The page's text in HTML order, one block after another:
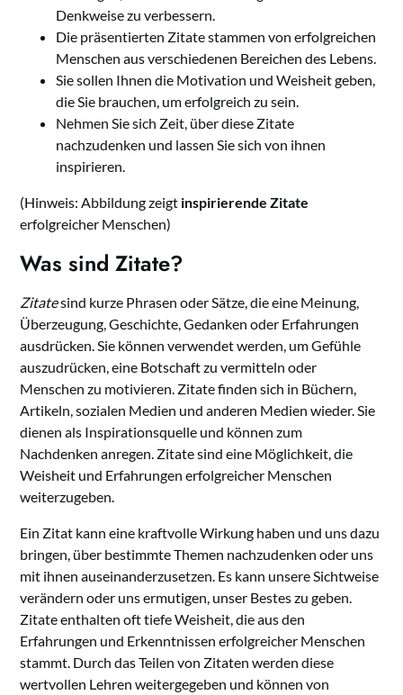
Denkweise zu verbessern.
Die präsentierten Zitate stammen von erfolgreichen
Menschen aus verschiedenen Bereichen des Lebens.
Sie sollen Ihnen die Motivation und Weisheit geben,
die Sie brauchen, um erfolgreich zu sein.
Nehmen Sie sich Zeit, über diese Zitate
nachzudenken und lassen Sie sich von ihnen
inspirieren.
(Hinweis: Abbildung zeigt inspirierende Zitate
erfolgreicher Menschen)
Was sind Zitate?
Zitatesind kurze Phrasen oder Sätze, die eine Meinung,
Überzeugung, Geschichte, Gedanken oder Erfahrungen
ausdrücken. Sie können verwendet werden, um Gefühle
auszudrücken, eine Botschaft zu vermitteln oder
Menschen zu motivieren. Zitate finden sich in Büchern,
Artikeln, sozialen Medien und anderen Medien wieder. Sie
dienen als Inspirationsquelle und können zum
Nachdenken anregen. Zitate sind eine Möglichkeit, die
Weisheit und Erfahrungen erfolgreicher Menschen
weiterzugeben.
Ein Zitat kann eine kraftvolle Wirkung haben und uns dazu
bringen, über bestimmte Themen nachzudenken oder uns
mit ihnen auseinanderzusetzen. Es kann unsere Sichtweise
verändern oder uns ermutigen, unser Bestes zu geben.
Zitate enthalten oft tiefe Weisheit, die aus den
Erfahrungen und Erkenntnissen erfolgreicher Menschen
stammt. Durch das Teilen von Zitaten werden diese
wertvollen Lehren weitergegeben und können von